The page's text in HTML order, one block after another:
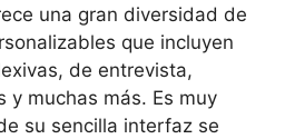
una gran diversidad de
que incluyen
de entrevista,
y muchas más. Es muy
su sencilla interfaz se